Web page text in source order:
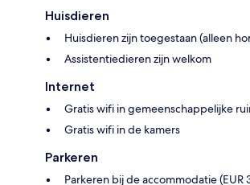
Huisdieren
Huisdieren zijn toegestaan (alleen
Assistentiedieren zijn welkom
Internet
Gratis wifi in gemeenschappelijke
Gratis wifi in de kamers
Parkeren
Parkeren bij de accommodatie (EUR